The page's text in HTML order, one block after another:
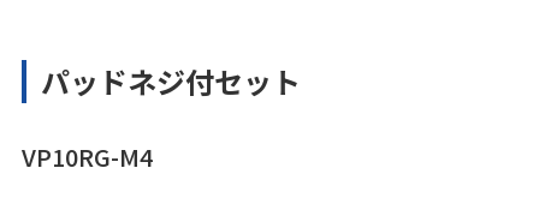
パッドネジ付セット
VP10RG-M4